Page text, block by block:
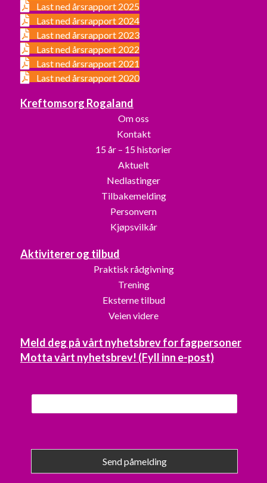
Last ned årsrapport 2025
Last ned årsrapport 2024
Last ned årsrapport 2023
Last ned årsrapport 2022
Last ned årsrapport 2021
Last ned årsrapport 2020
Kreftomsorg Rogaland
Om oss
Kontakt
15 år – 15 historier
Aktuelt
Nedlastinger
Tilbakemelding
Personvern
Kjøpsvilkår
Aktiviterer og tilbud
Praktisk rådgivning
Trening
Eksterne tilbud
Veien videre
Meld deg på vårt nyhetsbrev for fagpersoner
Motta vårt nyhetsbrev! (Fyll inn e-post)
Send påmelding